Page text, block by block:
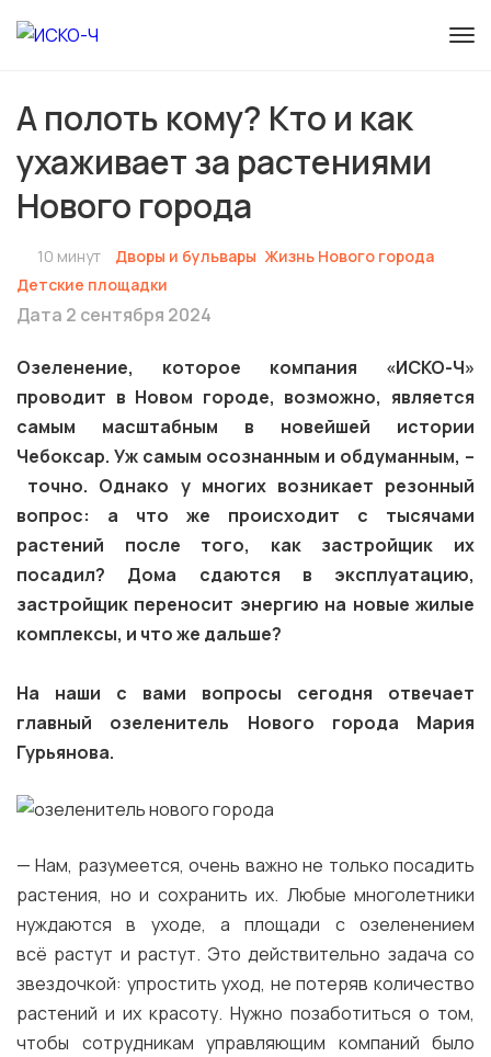
А полоть кому? Кто и как
ухаживает за растениями
Нового города
10 минут Дворы и бульвары Жизнь Нового города
Детские площадки
Дата 2 сентября 2024
Озеленение, которое компания «ИСКО-Ч»
проводит в Новом городе, возможно, является
самым масштабным в новейшей истории
Чебоксар. Уж самым осознанным и обдуманным, –
точно. Однако у многих возникает резонный
вопрос: а что же происходит с тысячами
растений после того, как застройщик их
посадил? Дома сдаются в эксплуатацию,
застройщик переносит энергию на новые жилые
комплексы, и что же дальше?
На наши с вами вопросы сегодня отвечает
главный озеленитель Нового города Мария
Гурьянова.
— Нам, разумеется, очень важно не только посадить
растения, но и сохранить их. Любые многолетники
нуждаются в уходе, а площади с озеленением
всё растут и растут. Это действительно задача со
звездочкой: упростить уход, не потеряв количество
растений и их красоту. Нужно позаботиться о том,
чтобы сотрудникам управляющим компаний было